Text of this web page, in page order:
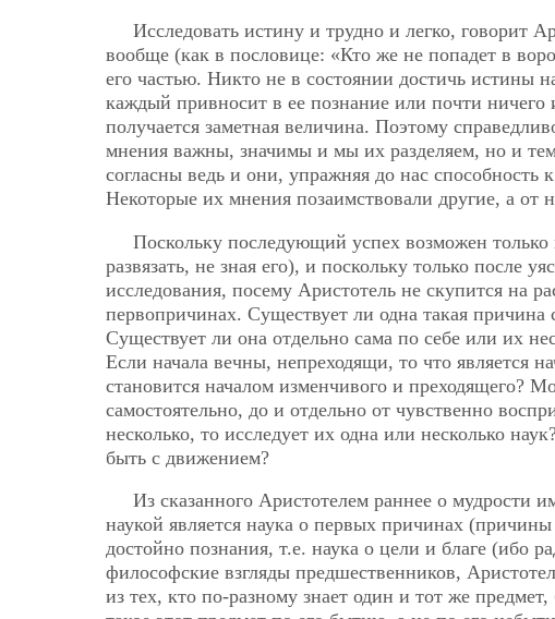
Исследовать истину и трудно и легко, говорит
вообще (как в пословице: «Кто же не попадет в
его частью. Никто не в состоянии достичь истины
каждый привносит в ее познание или почти ничего
получается заметная величина. Поэтому
мнения важны, значимы и мы их разделяем, но и
согласны ведь и они, упражняя до нас
Некоторые их мнения позаимствовали другие, а
Поскольку последующий успех возможен
развязать, не зная его), и поскольку только после
исследования, посему Аристотель не скупится на
первопричинах. Существует ли одна такая
Существует ли она отдельно сама по себе или их
Если начала вечны, непреходящи, то что является
становится началом изменчивого и преходящего?
самостоятельно, до и отдельно от чувственно
несколько, то исследует их одна или несколько
быть с движением?
Из сказанного Аристотелем раннее о мудрости
наукой является наука о первых причинах
достойно познания, т.е. наука о цели и благе (ибо
философские взгляды предшественников,
из тех, кто по-разному знает один и тот же